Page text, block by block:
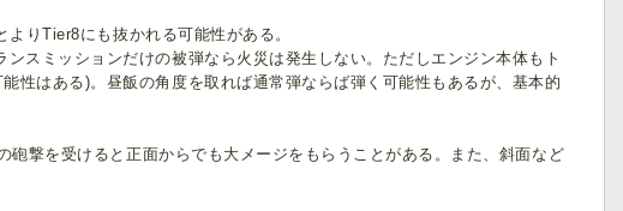
りTier8にも抜かれる可能性がある。
スミッションだけの被弾なら火災は発生しない。ただしエンジン本体もト
性はある)。昼飯の角度を取れば通常弾ならば弾く可能性もあるが、基本的
撃を受けると正面からでも大メージをもらうことがある。また、斜面など